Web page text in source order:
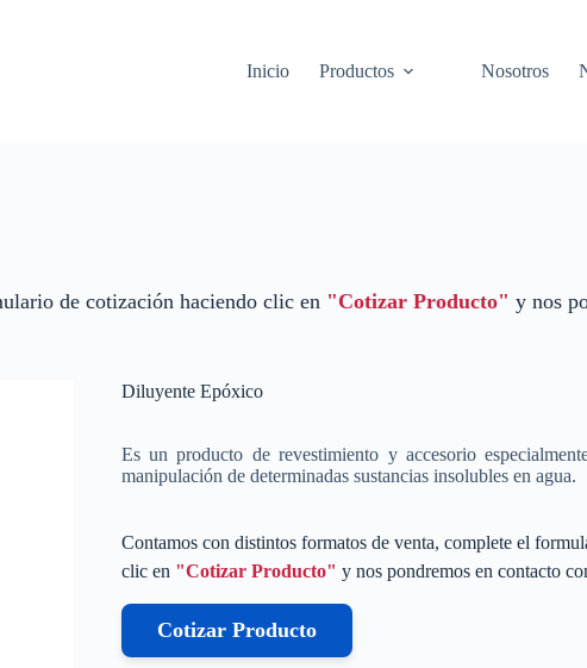
Inicio Productos Nosotros
de cotización haciendo clic en "Cotizar Producto" y nos
Diluyente Epóxico
Es un producto de revestimiento y accesorio
manipulación de determinadas sustancias insolubles en agua.
Contamos con distintos formatos de venta, complete el
clic en "Cotizar Producto" y nos pondremos en contacto
Cotizar Producto